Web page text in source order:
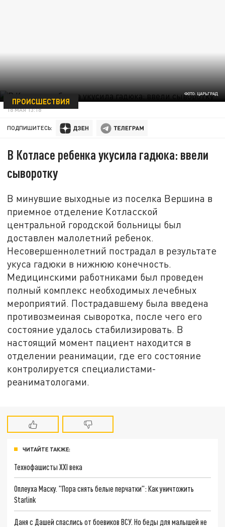
ФОТО: ЦАРЬГРАД
ПРОИСШЕСТВИЯ
18 МАЯ 13:18
ПОДПИШИТЕСЬ:
В Котласе ребенка укусила гадюка: ввели
сыворотку
В минувшие выходные из поселка Вершина в
приемное отделение Котласской
центральной городской больницы был
доставлен малолетний ребенок.
Несовершеннолетний пострадал в результате
укуса гадюки в нижнюю конечность.
Медицинскими работниками был проведен
полный комплекс необходимых лечебных
мероприятий. Пострадавшему была введена
противозмеиная сыворотка, после чего его
состояние удалось стабилизировать. В
настоящий момент пациент находится в
отделении реанимации, где его состояние
контролируется специалистами-
реаниматологами.
ЧИТАЙТЕ ТАКЖЕ:
Технофашисты XXI века
Оплеуха Маску. "Пора снять белые перчатки": Как уничтожить
Starlink
Даня с Дашей спаслись от боевиков ВСУ. Но беды для малышей не